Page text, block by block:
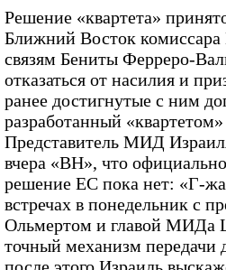
Решение «квартета»
Ближний Восток
связям Бениты Ферреро-
отказаться от насилия и
ранее достигнутые с ним
разработанный
Представитель МИД
вчера «ВН», что
решение ЕС пока нет: «Г-
встречах в понедельник с
Ольмертом и главой МИДа
точный механизм передачи